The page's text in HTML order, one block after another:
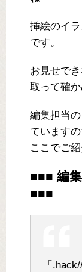
挿絵のイ
です。
お見せで
取って確
編集担当
ています
ここでご
■■■ 編
■■■
「